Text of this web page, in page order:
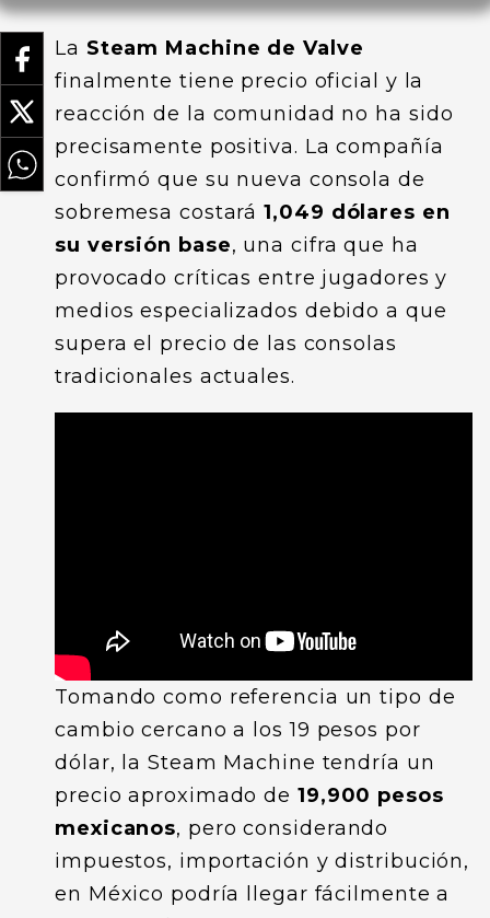
La Steam Machine de Valve
finalmente tiene precio oficial y la
reacción de la comunidad no ha sido
precisamente positiva. La compañía
confirmó que su nueva consola de
sobremesa costará1,049 dólares en
su versión base, una cifra que ha
provocado críticas entre jugadores y
medios especializados debido a que
supera el precio de las consolas
tradicionales actuales.
Tomando como referencia un tipo de
cambio cercano a los 19 pesos por
dólar, la Steam Machine tendría un
precio aproximado de 19,900 pesos
mexicanos, pero considerando
impuestos, importación y distribución,
en México podría llegar fácilmente a